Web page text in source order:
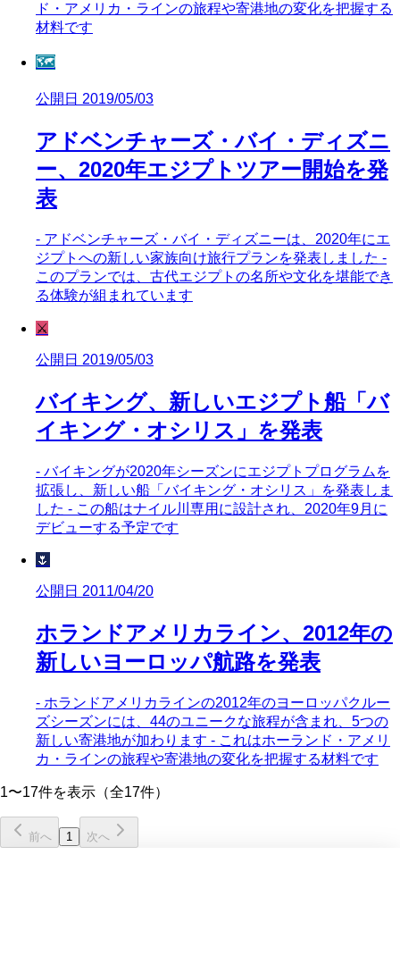
ド・アメリカ・ラインの旅程や寄港地の変化を把握する
材料です
🗺️
公開日 2019/05/03
アドベンチャーズ・バイ・ディズニ
ー、2020年エジプトツアー開始を発
表
- アドベンチャーズ・バイ・ディズニーは、2020年にエ
ジプトへの新しい家族向け旅行プランを発表しました -
このプランでは、古代エジプトの名所や文化を堪能でき
る体験が組まれています
⚔️
公開日 2019/05/03
バイキング、新しいエジプト船「バ
イキング・オシリス」を発表
- バイキングが2020年シーズンにエジプトプログラムを
拡張し、新しい船「バイキング・オシリス」を発表しま
した - この船はナイル川専用に設計され、2020年9月に
デビューする予定です
🌷
公開日 2011/04/20
ホランドアメリカライン、2012年の
新しいヨーロッパ航路を発表
- ホランドアメリカラインの2012年のヨーロッパクルー
ズシーズンには、44のユニークな旅程が含まれ、5つの
新しい寄港地が加わります - これはホーランド・アメリ
カ・ラインの旅程や寄港地の変化を把握する材料です
1〜17件を表示（全17件）
前へ 1 次へ